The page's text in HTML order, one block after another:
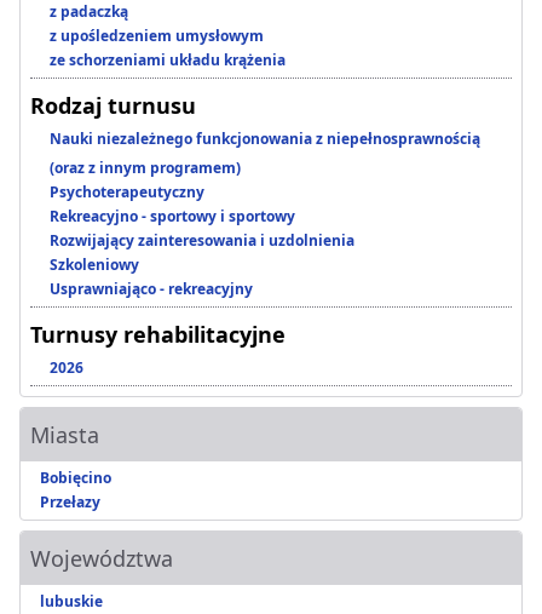
z padaczką
z upośledzeniem umysłowym
ze schorzeniami układu krążenia
Rodzaj turnusu
Nauki niezależnego funkcjonowania z niepełnosprawnością
(oraz z innym programem)
Psychoterapeutyczny
Rekreacyjno - sportowy i sportowy
Rozwijający zainteresowania i uzdolnienia
Szkoleniowy
Usprawniająco - rekreacyjny
Turnusy rehabilitacyjne
2026
Miasta
Bobięcino
Przełazy
Województwa
lubuskie